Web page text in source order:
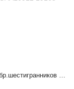
Набор Г-обр.шестигранников 1,5-10мм 9ед. супердлинных TOPTUL GAAL0912